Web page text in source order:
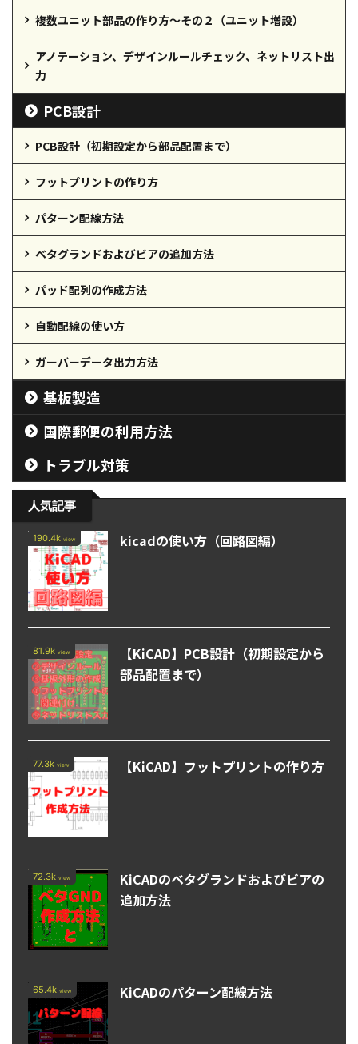
複数ユニット部品の作り方～その２（ユニット増設）
アノテーション、デザインルールチェック、ネットリスト出
力
PCB設計
PCB設計（初期設定から部品配置まで）
フットプリントの作り方
パターン配線方法
ベタグランドおよびビアの追加方法
パッド配列の作成方法
自動配線の使い方
ガーバーデータ出力方法
基板製造
国際郵便の利用方法
トラブル対策
人気記事
190.4k view kicadの使い方（回路図編）
81.9k view
【KiCAD】PCB設計（初期設定から
部品配置まで）
77.3k view 【KiCAD】フットプリントの作り方
72.3k view
KiCADのベタグランドおよびビアの
追加方法
65.4k view KiCADのパターン配線方法